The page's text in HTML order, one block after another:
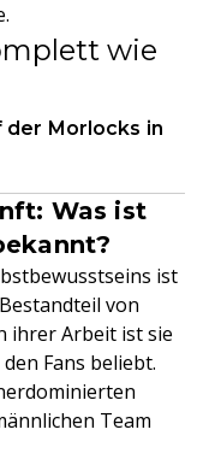
wie
der Morlocks in
Was ist
ist
von
ihrer Arbeit ist sie
Fans beliebt.
Team